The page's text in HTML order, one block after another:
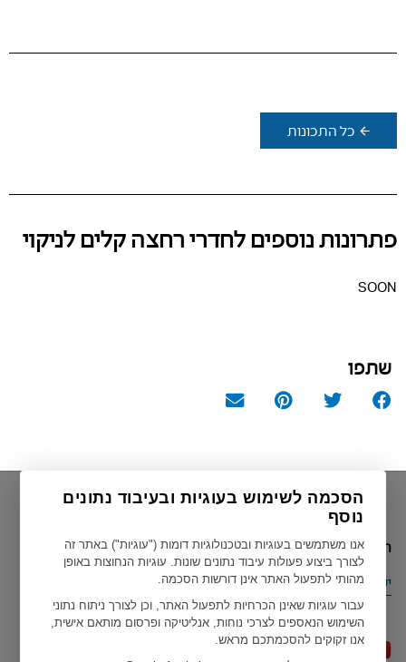
כל התכונות
פתרונות נוספים לחדרי רחצה קלים לניקוי
SOON
שתפו
הסכמה לשימוש בעוגיות ובעיבוד נתונים
נוסף
אנו משתמשים בעוגיות ובטכנולוגיות דומות ("עוגיות") באתר זה
לצורך ביצוע פעולות עיבוד נתונים שונות. עוגיות הנחוצות באופן
מהותי לתפעול האתר אינן דורשות הסכמה.
עבור עוגיות שאינן הכרחיות לתפעול האתר, וכן לצורך ניתוח נתוני
השימוש הנאספים לצרכי נוחות, אנליטיקה ופרסום מותאם אישית,
אנו זקוקים להסכמתכם מראש.
הארץ הנוכחית שלך
ישראל